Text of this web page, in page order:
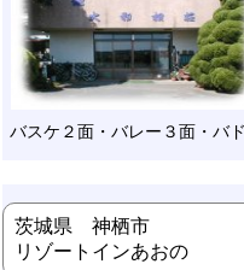
バスケ２面・バレー３面・バ
茨城県 神栖市
リゾートインあおの